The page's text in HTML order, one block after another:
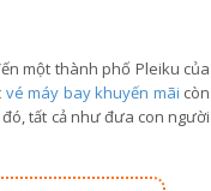
một thành phố Pleiku của
vé máy bay khuyến mãi còn
tất cả như đưa con người